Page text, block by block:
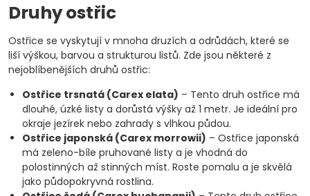
Druhy ostřic
Ostřice se vyskytují v mnoha druzích a odrůdách, které se
liší výškou, barvou a strukturou listů. Zde jsou některé z
nejoblíbenějších druhů ostřic:
Ostřice trsnatá (Carex elata) – Tento druh ostřice má
dlouhé, úzké listy a dorůstá výšky až 1 metr. Je ideální pro
okraje jezírek nebo zahrady s vlhkou půdou.
Ostřice japonská (Carex morrowii) – Ostřice japonská
má zeleno-bíle pruhované listy a je vhodná do
polostinných až stinných míst. Roste pomalu a je skvělá
jako půdopokryvná rostlina.